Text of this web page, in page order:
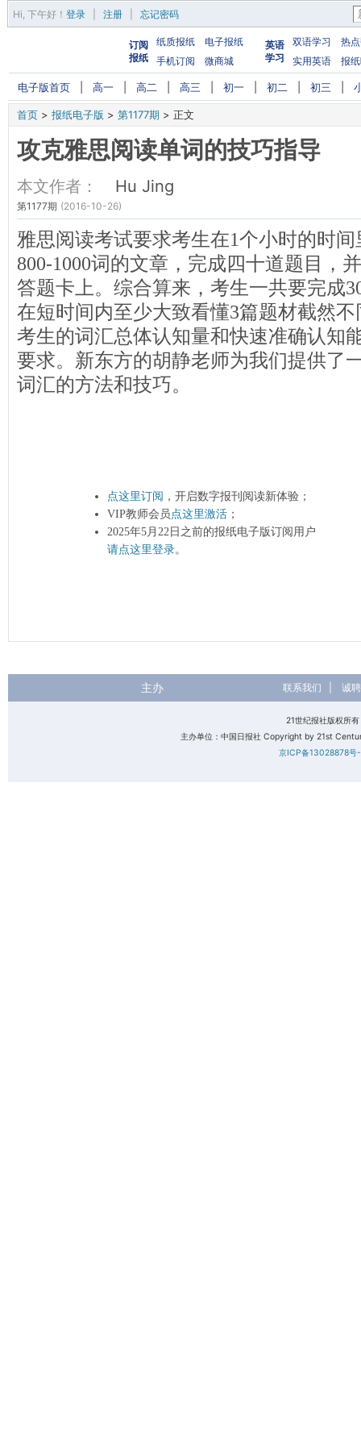
Hi, 下午好 ！ 登录 注册 忘记密码
订阅
报纸
纸质报纸
电子报纸
手机订阅
微商城
英语
学习
双语学习
热
实用英语
报
电子版首页 高一 高二 高三 初一 初二 初三
首页 > 报纸电子版 > 第1177期 > 正文
攻克雅思阅读单词的技巧指导
本文作者： Hu Jing
第1177期 (2016-10-26)
雅思阅读考试要求考生在1个小时的时
800-1000词的文章，完成四十道题目，
答题卡上。综合算来，考生一共要完成
在短时间内至少大致看懂3篇题材截然
考生的词汇总体认知量和快速准确认知
要求。新东方的胡静老师为我们提供了
词汇的方法和技巧。
点这里订阅 ，开启数字报刊阅读新体验；
VIP教师会员点这里激活 ；
2025年5月22日之前的报纸电子版订阅用户
请点这里登录。
主办 联系我们 诚
21世纪报社版权所
主办单位：中国日报社 Copyright by 21st
京ICP备13028878号